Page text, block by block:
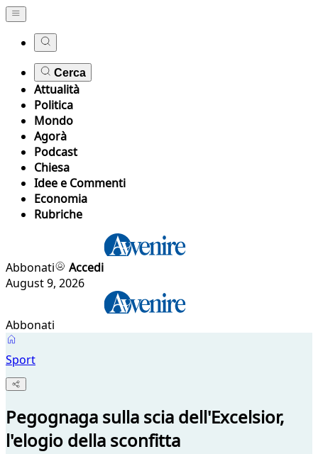
Cerca
Attualità
Politica
Mondo
Agorà
Podcast
Chiesa
Idee e Commenti
Economia
Rubriche
Abbonati
Accedi
August 9, 2026
Abbonati
Sport
Pegognaga sulla scia dell'Excelsior,
l'elogio della sconfitta